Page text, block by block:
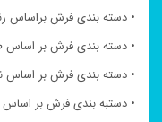
• دسته بندی فرش براساس
• دسته بندی فرش بر
• دسته بندی فرش بر اساس
• دستبه بندی فرش بر اساس